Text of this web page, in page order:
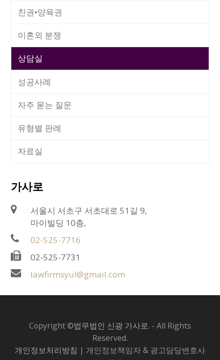
친권•양육권
이혼외 분쟁
상담실
성공사례
자주 묻는 질문
유형별 판례
자료실
가사로
서울시 서초구 서초대로 51길 9,
마이빌딩 10층,
02-525-7716
02-525-7731
lawfirmsyul@gmail.com
Copyright ©법무법인 신광 가사로. - All Rights
Reserved.
개인정보처리방침 | 개인정보책임자 & 광고담당변호사